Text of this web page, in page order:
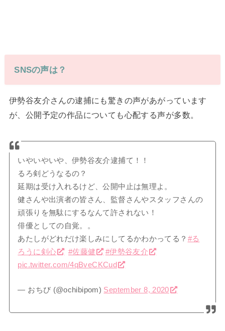
SNSの声は？
伊勢谷友介さんの逮捕にも驚きの声があがっています
が、公開予定の作品についても心配する声が多数。
いやいやいや、伊勢谷友介逮捕て！！
るろ剣どうなるの？
延期は受け入れるけど、公開中止は無理よ。
健さんや出演者の皆さん、監督さんやスタッフさんの
頑張りを無駄にするなんて許されない！
俳優としての自覚。。
あたしがどれだけ楽しみにしてるかわかってる？ #る
ろうに剣心
#佐藤健
#伊勢谷友介
pic.twitter.com/4qBveCKCud
— おちび (@ochibipom) September 8, 2020